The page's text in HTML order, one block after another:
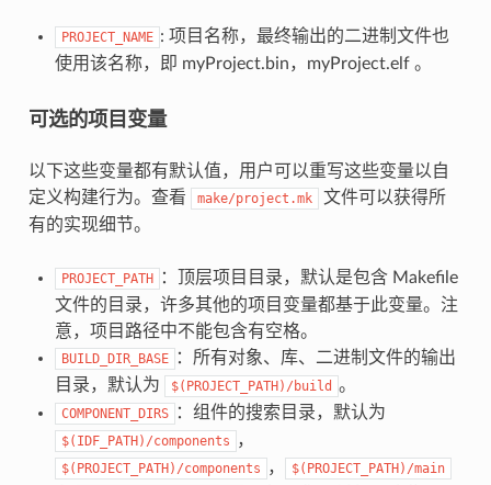
PROJECT_NAME : 项目名称，最终输出的二进制文件也
使用该名称，即 myProject.bin，myProject.elf 。
可选的项目变量
以下这些变量都有默认值，用户可以重写这些变量以自
定义构建行为。查看
make/project.mk
文件可以获得所
有的实现细节。
PROJECT_PATH
：顶层项目目录，默认是包含 Makefile
文件的目录，许多其他的项目变量都基于此变量。注
意，项目路径中不能包含有空格。
BUILD_DIR_BASE
：所有对象、库、二进制文件的输出
目录，默认为
$(PROJECT_PATH)/build 。
COMPONENT_DIRS ：组件的搜索目录，默认为
$(IDF_PATH)/components ，
$(PROJECT_PATH)/components ， $(PROJECT_PATH)/main